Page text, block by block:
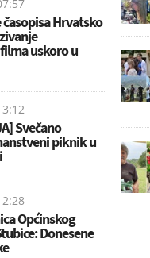
Hrvatsko
uskoro u
Svečano
piknik u
Općinskog
Donesene